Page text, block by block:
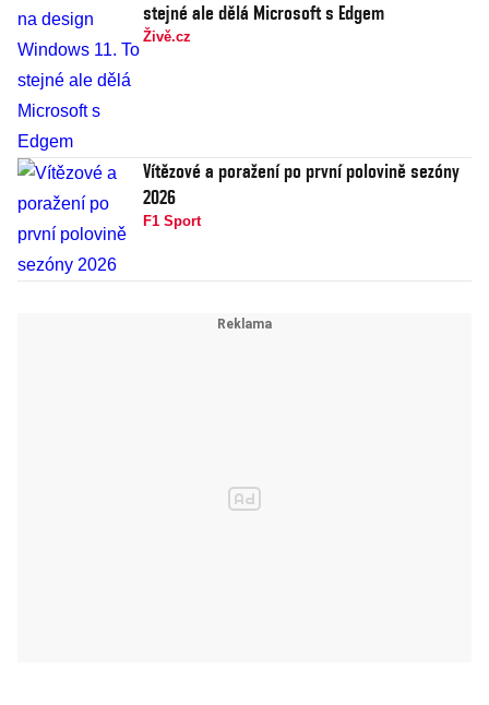
stejné ale dělá Microsoft s Edgem
Živě.cz
Vítězové a poražení po první polovině sezóny
2026
F1 Sport